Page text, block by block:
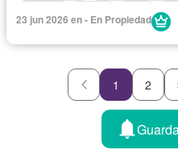
23 jun 2026 en - En Propiedad
1 2